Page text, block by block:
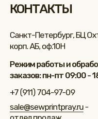
Санкт-Петербург, БЦ
корп. АБ, оф.10Н
+7 (911) 704-97-09
sale@sewprintpray.ru -
Режим работы и
заказов: пн-пт 09:00 -
КОНТАКТЫ